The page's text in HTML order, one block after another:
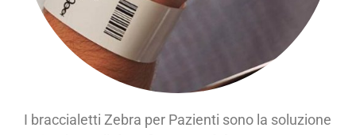
I braccialetti Zebra per Pazienti sono la soluzione